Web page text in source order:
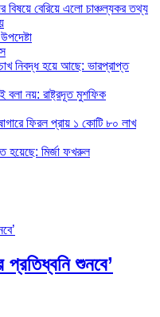
বিষয়ে বেরিয়ে এলো চাঞ্চল্যকর তথ্য
নিবদ্ধ হয়ে আছে: ভারপ্রাপ্ত
বলা নয়: রাষ্ট্রদূত মুশফিক
ফিরল প্রায় ১ কোটি ৮০ লাখ
হয়েছে: মির্জা ফখরুল
প্রতিধ্বনি শুনবে’